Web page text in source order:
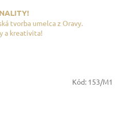
tvorba umelca z Oravy.
a kreativita!
Kód: 153/M1